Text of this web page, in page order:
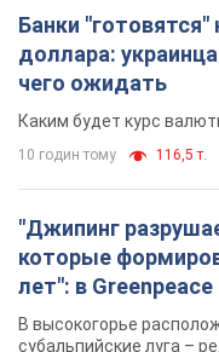
комплексы, которые
лет
10 годин тому 1,3 т.